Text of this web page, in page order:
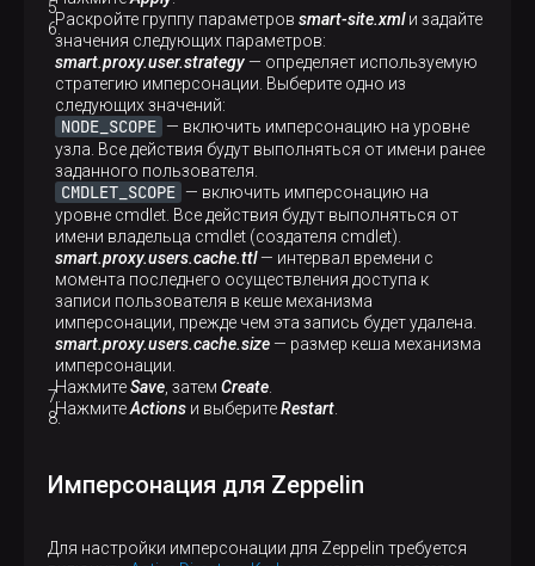
Раскройте группу параметров smart-site.xmlи задайте
значения следующих параметров:
smart.proxy.user.strategy— определяет используемую
стратегию имперсонации. Выберите одно из
следующих значений:
NODE_SCOPE — включить имперсонацию на уровне
узла. Все действия будут выполняться от имени ранее
заданного пользователя.
CMDLET_SCOPE — включить имперсонацию на
уровне cmdlet. Все действия будут выполняться от
имени владельца cmdlet (создателя cmdlet).
smart.proxy.users.cache.ttl— интервал времени с
момента последнего осуществления доступа к
записи пользователя в кеше механизма
имперсонации, прежде чем эта запись будет удалена.
smart.proxy.users.cache.size— размер кеша механизма
имперсонации.
НажмитеSave , затем Create
НажмитеActions и выберитеRestart
Имперсонация для Zeppelin
Для настройки имперсонации для Zeppelin требуется